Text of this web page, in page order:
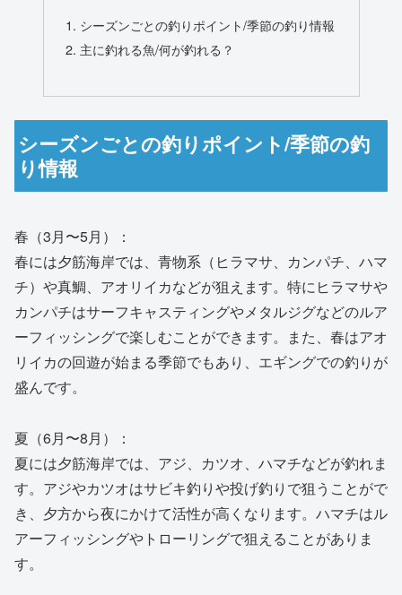
シーズンごとの釣りポイント/季節の釣り情報
主に釣れる魚/何が釣れる？
シーズンごとの釣りポイント/季節の釣
り情報
春（3月〜5月）：
春には夕筋海岸では、青物系（ヒラマサ、カンパチ、ハマ
チ）や真鯛、アオリイカなどが狙えます。特にヒラマサや
カンパチはサーフキャスティングやメタルジグなどのルア
ーフィッシングで楽しむことができます。また、春はアオ
リイカの回遊が始まる季節でもあり、エギングでの釣りが
盛んです。
夏（6月〜8月）：
夏には夕筋海岸では、アジ、カツオ、ハマチなどが釣れま
す。アジやカツオはサビキ釣りや投げ釣りで狙うことがで
き、夕方から夜にかけて活性が高くなります。ハマチはル
アーフィッシングやトローリングで狙えることがありま
す。